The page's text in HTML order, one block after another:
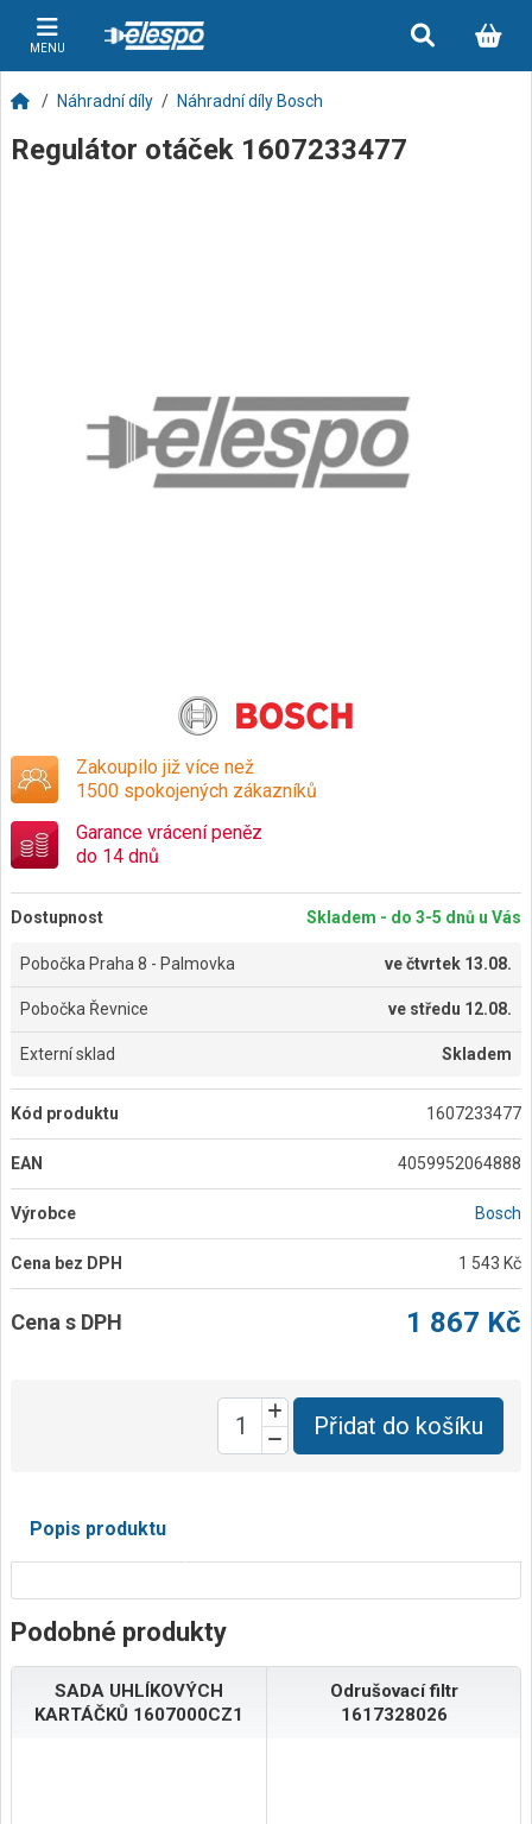
MENU
Náhradní díly Náhradní díly Bosch
Regulátor otáček 1607233477
Zakoupilo již více než
1500 spokojených zákazníků
Garance vrácení peněz
do 14 dnů
Dostupnost Skladem - do 3-5 dnů u Vás
Pobočka Praha 8 - Palmovka večtvrtek 13.08.
Pobočka Řevnice ve středu 12.08.
Externí sklad Skladem
Kód produktu 1607233477
EAN 4059952064888
Výrobce Bosch
Cena bez DPH 1 543 Kč
Cena s DPH 1 867 Kč
Přidat do košíku
Popis produktu
Podobné produkty
SADA UHLÍKOVÝCH
KARTÁČKŮ 1607000CZ1
Odrušovací filtr
1617328026